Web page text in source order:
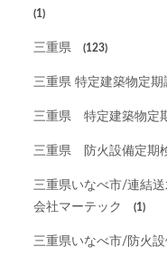
(1)
三重県 (123)
三重県 特定建築物定期
三重県 特定建築物定
三重県 防火設備定期
三重県いなべ市/連結
会社マーテック
(1)
三重県いなべ市/防火